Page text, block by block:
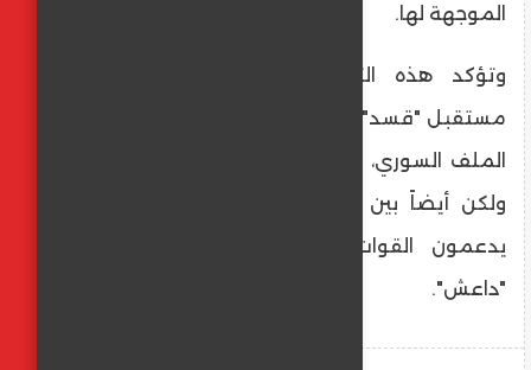
الموجهة لها.
​وتؤكد هذه التصريحات التركية مجدداً أن
مستقبل "قسد" يظل أحد أبرز نقاط الخلاف في
الملف السوري، ليس فقط بين أنقرة ودمشق،
ولكن أيضاً بين تركيا وحلفائها الغربيين الذين
يدعمون القوات الكردية في قتال تنظيم
"داعش".